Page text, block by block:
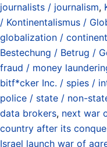
journalists / journalism,
/ Kontinentalismus /
globalization /
Bestechung / Betrug /
fraud / money
bitf*cker Inc. / spies /
police / state / non-
data brokers, next war
country after its
Israel launch war of